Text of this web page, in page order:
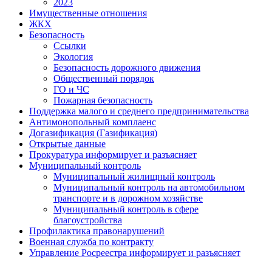
2023
Имущественные отношения
ЖКХ
Безопасность
Ссылки
Экология
Безопасность дорожного движения
Общественный порядок
ГО и ЧС
Пожарная безопасность
Поддержка малого и среднего предпринимательства
Антимонопольный комплаенс
Догазификация (Газификация)
Открытые данные
Прокуратура информирует и разъясняет
Муниципальный контроль
Муниципальный жилищный контроль
Муниципальный контроль на автомобильном
транспорте и в дорожном хозяйстве
Муниципальный контроль в сфере
благоустройства
Профилактика правонарушений
Военная служба по контракту
Управление Росреестра информирует и разъясняет